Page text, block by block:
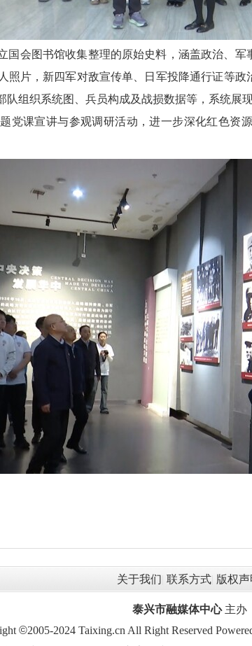
国会图书馆收集整理的原始史料，涵盖政治、
照片，新四军对敌宣传单、日军投降通行证等
组织系统图、兵员构成及战损数据等，系统展
党课宣讲与参观调研活动，进一步深化红色资
关于我们 联系方式| 版权声
泰兴市融媒体中心主办
©2005-2024 Taixing.cn All Right Reserved